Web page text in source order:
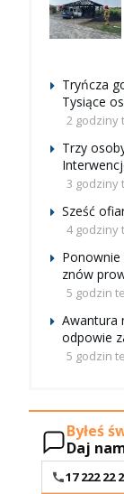
Tryńcza
Tysiące
2 godziny
Trzy
3 godziny
Sześć
4 godziny
Ponownie
znów
5 godzin
Awantura
odpowie
5 godzin
Byłeś
Daj
17 222 22